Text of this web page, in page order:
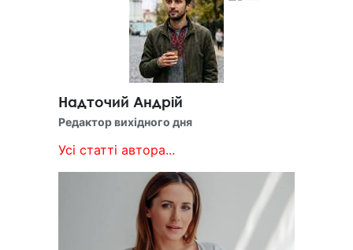
Надточий Андрій
Редактор вихідного дня
Усі статті автора...